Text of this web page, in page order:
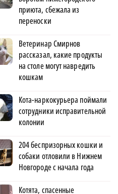
приюта, сбежала из
переноски
Ветеринар Смирнов
рассказал, какие продукты
на столе могут навредить
кошкам
Кота-наркокурьера поймали
сотрудники исправительной
колонии
204 беспризорных кошки и
собаки отловили в Нижнем
Новгороде с начала года
Котята, спасенные